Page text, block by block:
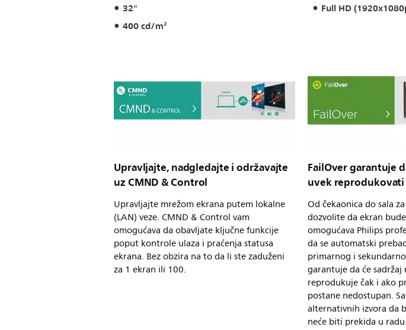
32"
Full HD
400 cd/m²
Upravljajte, nadgledajte i održavajte
uz CMND & Control
Upravljajte mrežom ekrana putem lokalne
(LAN) veze. CMND & Control vam
omogućava da obavljate ključne funkcije
poput kontrole ulaza i praćenja statusa
ekrana. Bez obzira na to da li ste zaduženi
za 1 ekran ili 100.
FailOver garantuje
uvek reprodukovati
Od čekaonica do sala
dozvolite da ekran
omogućava Philips
da se automatski
primarnog i
garantuje da će sadržaj
reprodukuje čak i ako
postane nedostupan.
alternativnih izvora da
neće biti prekida u radu.